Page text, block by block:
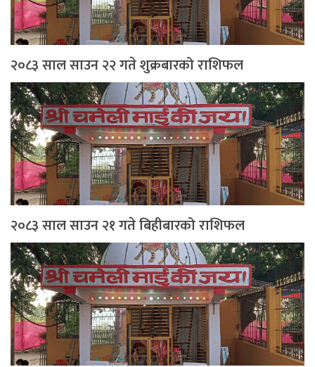
२०८३ साल साउन २२ गते शुक्रबारको राशिफल
२०८३ साल साउन २१ गते बिहीबारको राशिफल